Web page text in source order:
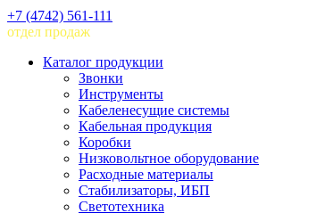
+7 (4742) 561-111
отдел продаж
Каталог продукции
Звонки
Инструменты
Кабеленесущие системы
Кабельная продукция
Коробки
Низковольтное оборудование
Расходные материалы
Стабилизаторы, ИБП
Светотехника